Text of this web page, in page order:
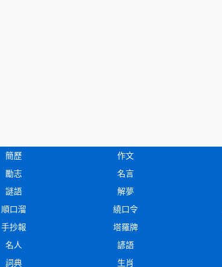
簡歷 作文
勵志 名言
謎語 解夢
順口溜 繞口令
手抄報 塔羅牌
名人 諺語
詞典 生肖